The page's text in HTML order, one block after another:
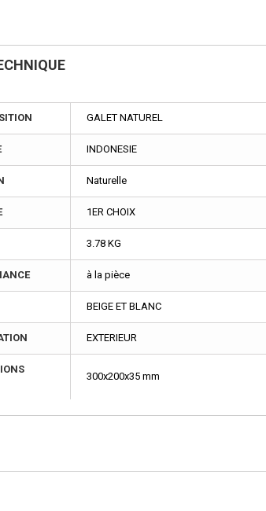
GALET NATUREL
INDONESIE
Naturelle
1ER CHOIX
3.78 KG
à la pièce
BEIGE ET BLANC
EXTERIEUR
300x200x35 mm